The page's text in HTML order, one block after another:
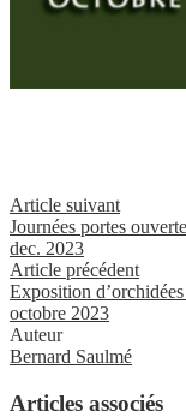
Article suivant
Journées portes
dec. 2023
Article précédent
Exposition
octobre 2023
Auteur
Bernard Saulmé
Articles associés